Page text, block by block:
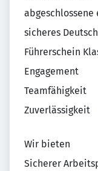
sicheres
Führerschein
Engagement
Teamfähigkeit
Zuverlässigkeit
Wir bieten
Sicherer